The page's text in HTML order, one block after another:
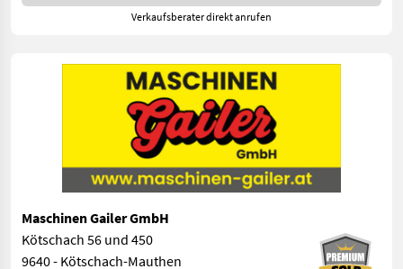
Verkaufsberater direkt anrufen
Maschinen Gailer GmbH
Kötschach 56 und 450
9640 - Kötschach-Mauthen